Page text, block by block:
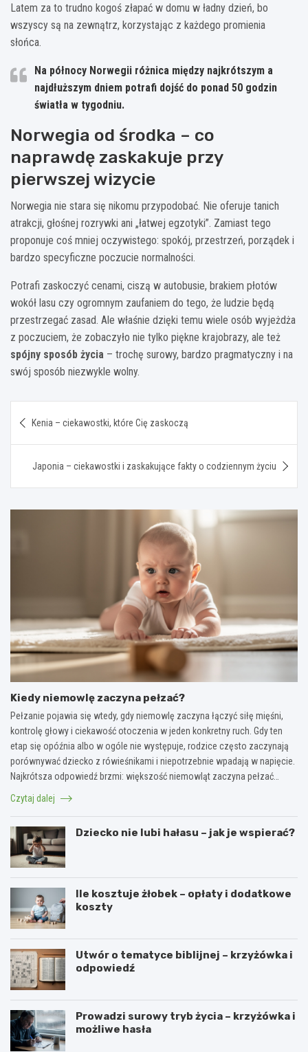
Latem za to trudno kogoś złapać w domu w ładny dzień, bo
wszyscy są na zewnątrz, korzystając z każdego promienia
słońca.
Na północy Norwegii różnica między najkrótszym a
najdłuższym dniem potrafi dojść do ponad 50 godzin
światła w tygodniu.
Norwegia od środka – co
naprawdę zaskakuje przy
pierwszej wizycie
Norwegia nie stara się nikomu przypodobać. Nie oferuje tanich
atrakcji, głośnej rozrywki ani „łatwej egzotyki”. Zamiast tego
proponuje coś mniej oczywistego: spokój, przestrzeń, porządek i
bardzo specyficzne poczucie normalności.
Potrafi zaskoczyć cenami, ciszą w autobusie, brakiem płotów
wokół lasu czy ogromnym zaufaniem do tego, że ludzie będą
przestrzegać zasad. Ale właśnie dzięki temu wiele osób wyjeżdża
z poczuciem, że zobaczyło nie tylko piękne krajobrazy, ale też
spójny sposób życia – trochę surowy, bardzo pragmatyczny i na
swój sposób niezwykle wolny.
wpisu
Kenia – ciekawostki, które Cię zaskoczą
Japonia – ciekawostki i zaskakujące fakty o codziennym życiu
Kiedy niemowlę zaczyna pełzać?
Pełzanie pojawia się wtedy, gdy niemowlę zaczyna łączyć siłę mięśni,
kontrolę głowy i ciekawość otoczenia w jeden konkretny ruch. Gdy ten
etap się opóźnia albo w ogóle nie występuje, rodzice często zaczynają
porównywać dziecko z rówieśnikami i niepotrzebnie wpadają w napięcie.
Najkrótsza odpowiedź brzmi: większość niemowląt zaczyna pełzać…
Czytaj dalej
Dziecko nie lubi hałasu – jak je wspierać?
Ile kosztuje żłobek – opłaty i dodatkowe
koszty
Utwór o tematyce biblijnej – krzyżówka i
odpowiedź
Prowadzi surowy tryb życia – krzyżówka i
możliwe hasła